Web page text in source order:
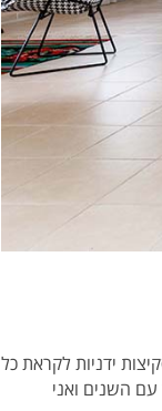
במשך 13 שנים, ועד תכנון מדוקדק בסקיצות ידניות לקראת כל
השנים ואני